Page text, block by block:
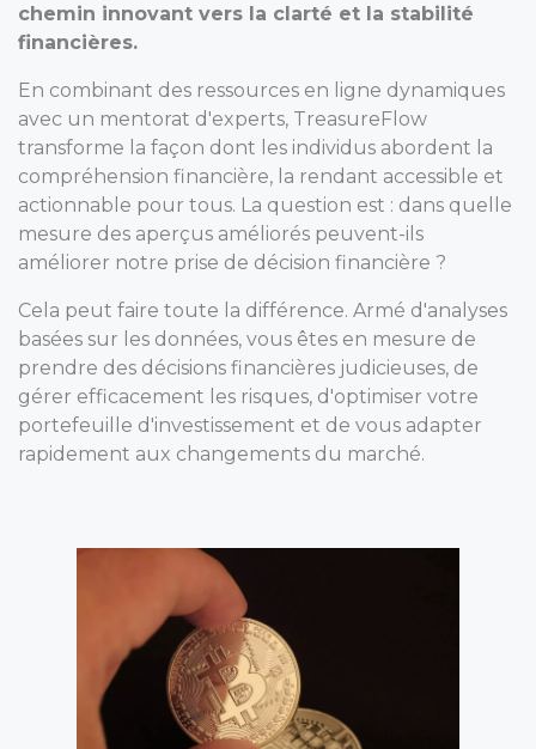
chemin innovant vers la clarté et la stabilité
financières.
En combinant des ressources en ligne dynamiques
avec un mentorat d'experts, TreasureFlow
transforme la façon dont les individus abordent la
compréhension financière, la rendant accessible et
actionnable pour tous. La question est : dans quelle
mesure des aperçus améliorés peuvent-ils
améliorer notre prise de décision financière ?
Cela peut faire toute la différence. Armé d'analyses
basées sur les données, vous êtes en mesure de
prendre des décisions financières judicieuses, de
gérer efficacement les risques, d'optimiser votre
portefeuille d'investissement et de vous adapter
rapidement aux changements du marché.